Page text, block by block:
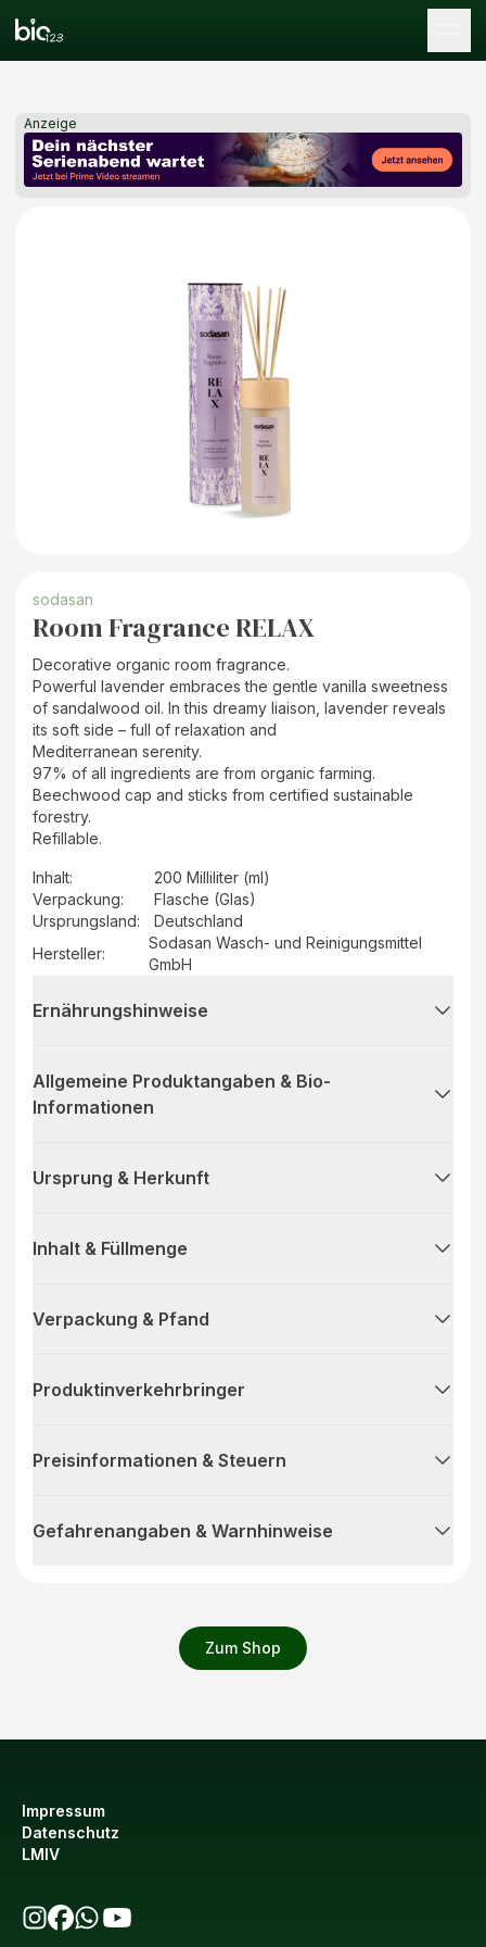
Anzeige
Zum Shop
sodasan
Room Fragrance RELAX
Decorative organic room fragrance.
Powerful lavender embraces the gentle vanilla sweetness
of sandalwood oil. In this dreamy liaison, lavender reveals
its soft side – full of relaxation and
Mediterranean serenity.
97% of all ingredients are from organic farming.
Beechwood cap and sticks from certified sustainable
forestry.
Refillable.
Inhalt:
200 Milliliter (ml)
Verpackung:
Flasche (Glas)
Ursprungsland:
Deutschland
Hersteller:
Sodasan Wasch- und Reinigungsmittel
GmbH
Ernährungshinweise
Allgemeine Produktangaben & Bio-
Informationen
Ursprung & Herkunft
Inhalt & Füllmenge
Verpackung & Pfand
Produktinverkehrbringer
Preisinformationen & Steuern
Gefahrenangaben & Warnhinweise
Impressum
Datenschutz
LMIV